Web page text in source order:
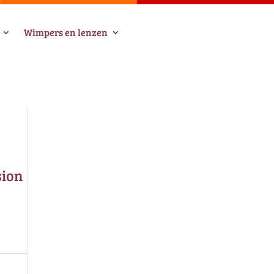
Wimpers en lenzen